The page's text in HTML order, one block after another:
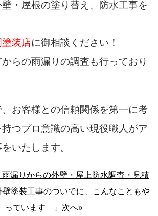
・屋根の塗り替え、防水工事を
装店に御相談ください！
らの雨漏りの調査も行っており
お客様との信頼関係を第一に考
つプロ意識の高い現役職人がア
いたします。
漏りからの外壁・屋上防水調査・見積
壁塗装工事のついでに、こんなこともや
っています 」次へ»